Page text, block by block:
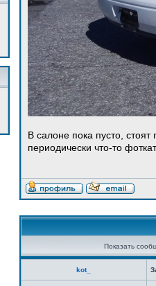
В салоне пока пусто,
периодически что-то
Показать
kot_